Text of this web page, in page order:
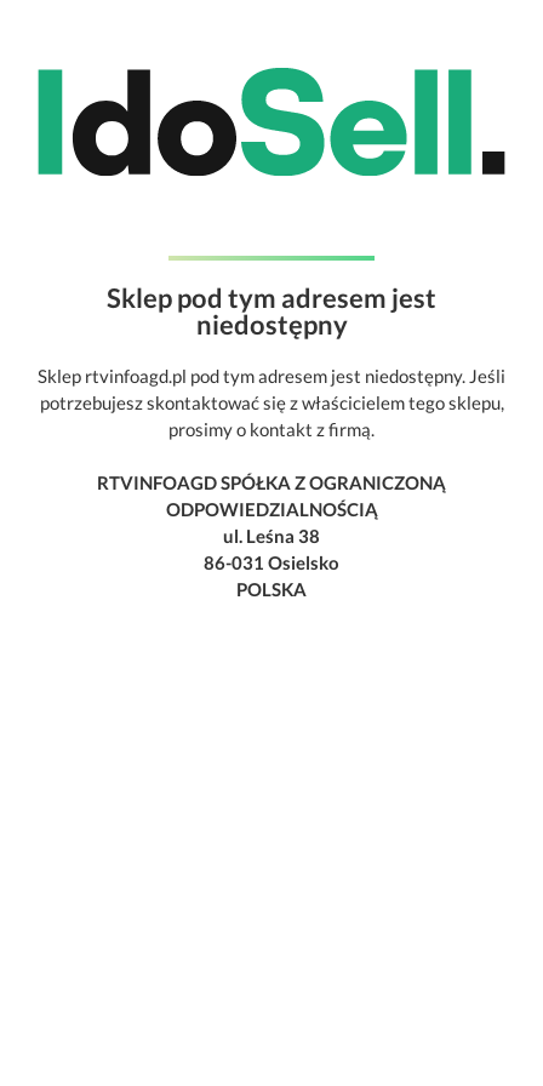
Sklep pod tym adresem jest
niedostępny
Sklep rtvinfoagd.pl pod tym adresem jest niedostępny. Jeśli
potrzebujesz skontaktować się z właścicielem tego sklepu,
prosimy o kontakt z firmą.
RTVINFOAGD SPÓŁKA Z OGRANICZONĄ
ODPOWIEDZIALNOŚCIĄ
ul. Leśna 38
86-031 Osielsko
POLSKA